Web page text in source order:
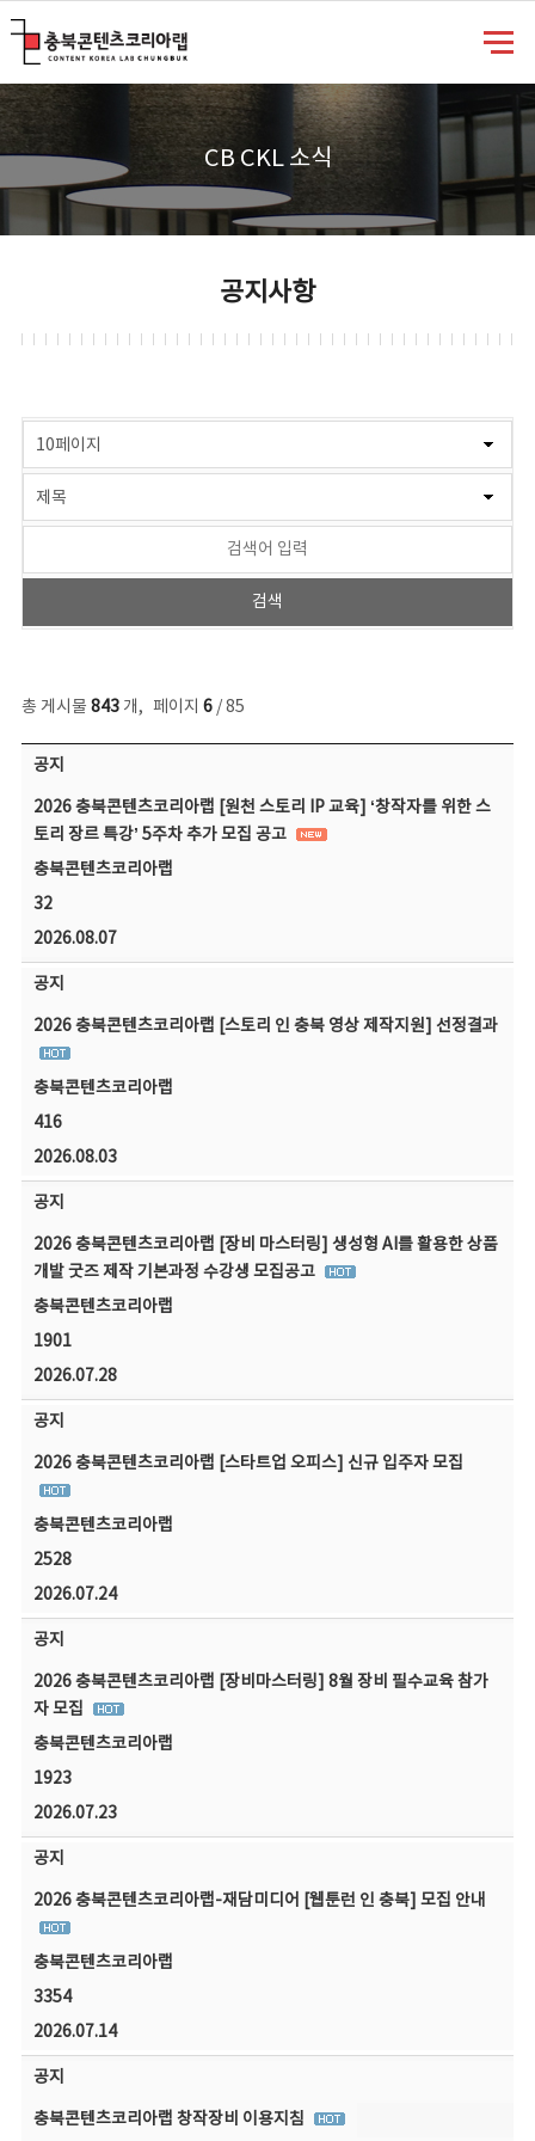
CB CKL 소식
공지사항
총 게시물 843개, 페이지 6/ 85
공지사항 목록 - 번호, 제목, 작성자, 파일, 조회수, 작성일 정보 제공
공지
2026 충북콘텐츠코리아랩 [원천 스토리 IP 교육] ‘창작자를 위한 스
토리 장르 특강’ 5주차 추가 모집 공고
충북콘텐츠코리아랩
32
2026.08.07
공지
2026 충북콘텐츠코리아랩 [스토리 인 충북 영상 제작지원] 선정결과
충북콘텐츠코리아랩
416
2026.08.03
공지
2026 충북콘텐츠코리아랩 [장비 마스터링] 생성형 AI를 활용한 상품
개발 굿즈 제작 기본과정 수강생 모집공고
충북콘텐츠코리아랩
1901
2026.07.28
공지
2026 충북콘텐츠코리아랩 [스타트업 오피스] 신규 입주자 모집
충북콘텐츠코리아랩
2528
2026.07.24
공지
2026 충북콘텐츠코리아랩 [장비마스터링] 8월 장비 필수교육 참가
자 모집
충북콘텐츠코리아랩
1923
2026.07.23
공지
2026 충북콘텐츠코리아랩-재담미디어 [웹툰런 인 충북] 모집 안내
충북콘텐츠코리아랩
3354
2026.07.14
공지
충북콘텐츠코리아랩 창작장비 이용지침